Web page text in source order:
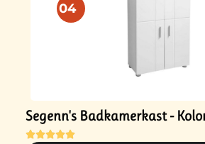
04
Segenn's Badkamerkast -
